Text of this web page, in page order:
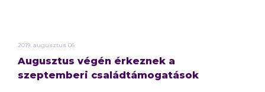
2019. augusztus 06.
Augusztus végén érkeznek a
szeptemberi családtámogatások